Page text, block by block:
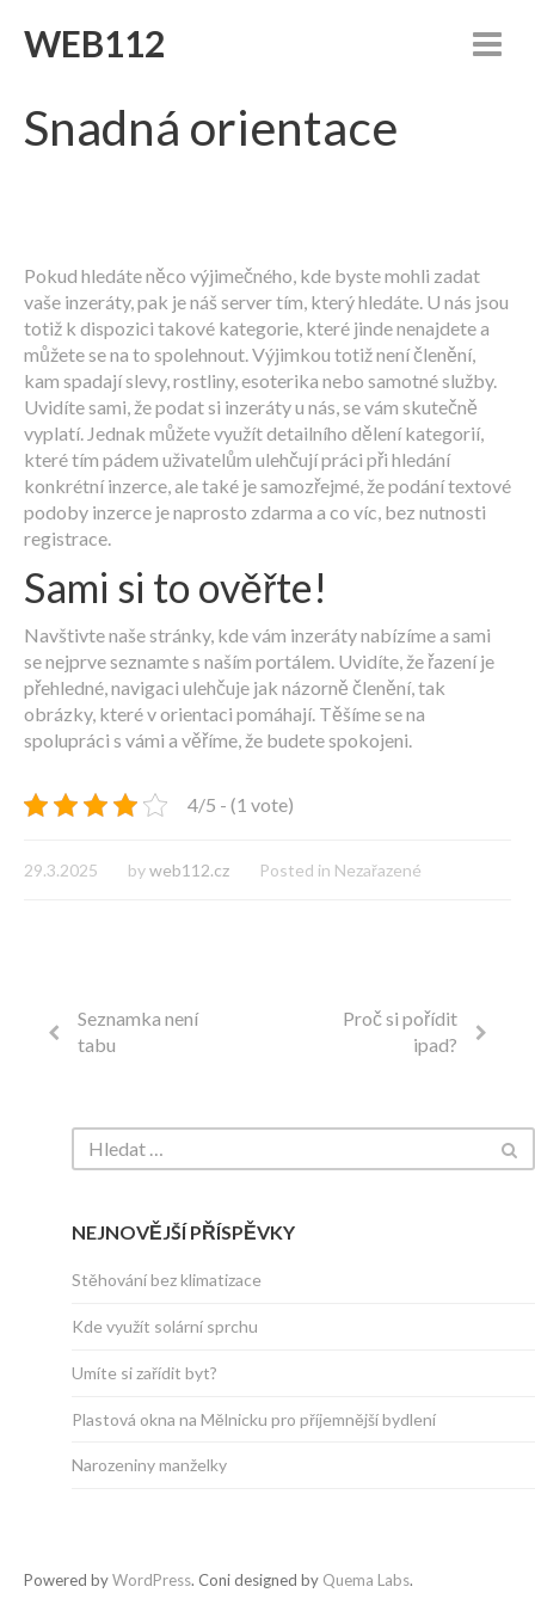
WEB112
Snadná orientace
Pokud hledáte něco výjimečného, kde byste mohli zadat
vaše inzeráty, pak je náš server tím, který hledáte. U nás jsou
totiž k dispozici takové kategorie, které jinde nenajdete a
můžete se na to spolehnout. Výjimkou totiž není členění,
kam spadají slevy, rostliny, esoterika nebo samotné služby.
Uvidíte sami, že podat si inzeráty u nás, se vám skutečně
vyplatí. Jednak můžete využít detailního dělení kategorií,
které tím pádem uživatelům ulehčují práci při hledání
konkrétní inzerce, ale také je samozřejmé, že podání textové
podoby inzerce je naprosto zdarma a co víc, bez nutnosti
registrace.
Sami si to ověřte!
Navštivte naše stránky, kde vám inzerátynabízíme a sami
se nejprve seznamte s naším portálem. Uvidíte, že řazení je
přehledné, navigaci ulehčuje jak názorně členění, tak
obrázky, které v orientaci pomáhají. Těšíme se na
spolupráci s vámi a věříme, že budete spokojeni.
4/5 - (1 vote)
29.3.2025 byweb112.cz Posted in Nezařazené
Seznamka není
tabu
Proč si pořídit
ipad?
NEJNOVĚJŠÍ PŘÍSPĚVKY
Stěhování bez klimatizace
Kde využít solární sprchu
Umíte si zařídit byt?
Plastová okna na Mělnicku pro příjemnější bydlení
Narozeniny manželky
Powered byWordPress. Coni designed by Quema Labs.